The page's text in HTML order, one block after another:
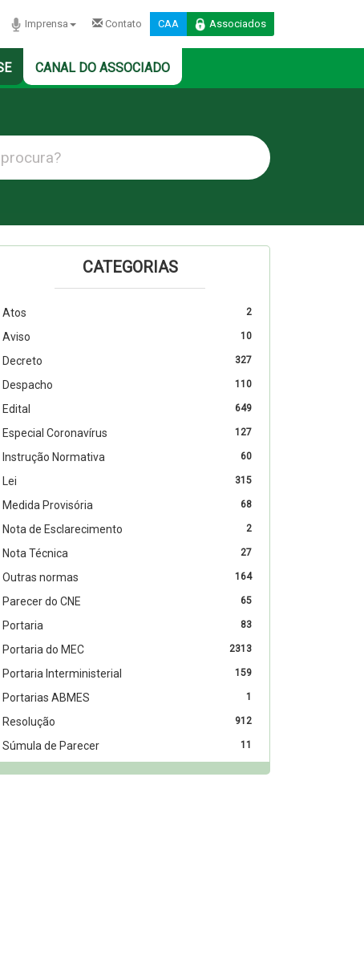
Imprensa Contato CAA Associados
CANAL DO ASSOCIADO
CATEGORIAS
2
Atos
10
Aviso
327
Decreto
110
Despacho
649
Edital
127
Especial Coronavírus
60
Instrução Normativa
315
Lei
68
Medida Provisória
2
Nota de Esclarecimento
27
Nota Técnica
164
Outras normas
65
Parecer do CNE
83
Portaria
2313
Portaria do MEC
159
Portaria Interministerial
1
Portarias ABMES
912
Resolução
11
Súmula de Parecer